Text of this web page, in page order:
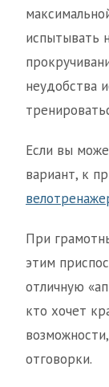
испытывать
неудобства
Если вы
вариант, к
При
этим
отличную
кто хочет
отговорки.